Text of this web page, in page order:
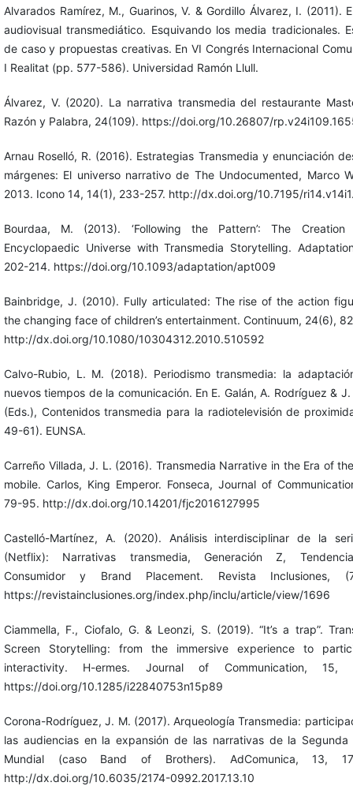
Alvarados Ramírez, M., Guarinos, V. & Gordillo Álvarez, I. (2011).
audiovisual transmediático. Esquivando los media tradicionales.
de caso y propuestas creativas. En VI Congrés Internacional
I Realitat (pp. 577-586). Universidad Ramón Llull.
Álvarez, V. (2020). La narrativa transmedia del restaurante
Razón y Palabra, 24(109). https://doi.org/10.26807/
Arnau Roselló, R. (2016). Estrategias Transmedia y enunciación
márgenes: El universo narrativo de The Undocumented, Marco
2013. Icono 14, 14(1), 233-257. http://dx.doi.org/10.7195/
Bourdaa, M. (2013). ‘Following the Pattern’: The
Encyclopaedic Universe with Transmedia Storytelling.
202-214. https://doi.org/10.1093/adaptation/apt009
Bainbridge, J. (2010). Fully articulated: The rise of the action
the changing face of children’s entertainment. Continuum, 24(6),
http://dx.doi.org/10.1080/10304312.2010.510592
Calvo-Rubio, L. M. (2018). Periodismo transmedia: la
nuevos tiempos de la comunicación. En E. Galán, A. Rodríguez &
(Eds.), Contenidos transmedia para la radiotelevisión de
49-61). EUNSA.
Carreño Villada, J. L. (2016). Transmedia Narrative in the Era of
mobile. Carlos, King Emperor. Fonseca, Journal of
79-95. http://dx.doi.org/10.14201/fjc2016127995
Castelló-Martínez, A. (2020). Análisis interdisciplinar de la
(Netflix): Narrativas transmedia, Generación Z,
Consumidor y Brand Placement. Revista Inclusiones,
https://revistainclusiones.org/index.php/inclu/article/view/1696
Ciammella, F., Ciofalo, G. & Leonzi, S. (2019). “It’s a trap”.
Screen Storytelling: from the immersive experience to
interactivity. H-ermes. Journal of Communication, 15,
https://doi.org/10.1285/i22840753n15p89
Corona-Rodríguez, J. M. (2017). Arqueología Transmedia:
las audiencias en la expansión de las narrativas de la Segunda
Mundial (caso Band of Brothers). AdComunica, 13,
http://dx.doi.org/10.6035/2174-0992.2017.13.10